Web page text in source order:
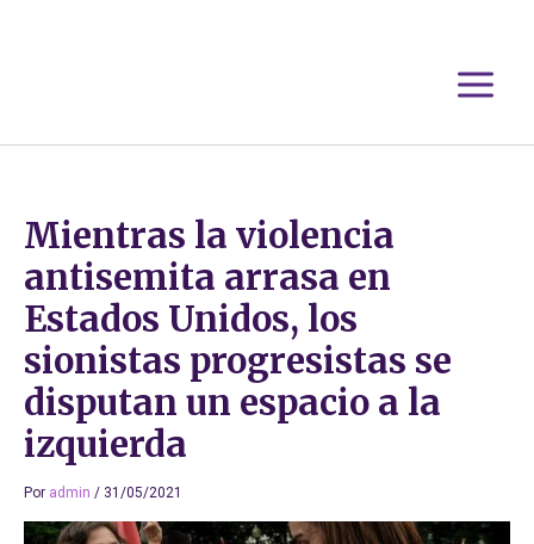
Mientras la violencia
antisemita arrasa en
Estados Unidos, los
sionistas progresistas se
disputan un espacio a la
izquierda
Por admin / 31/05/2021